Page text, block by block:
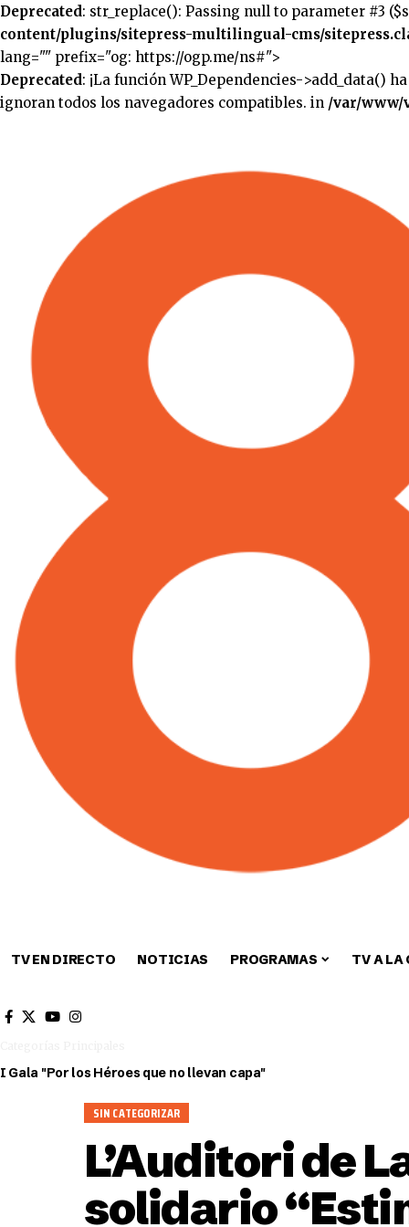
Deprecated: str_replace(): Passing null to parameter #3
content/plugins/sitepress-multilingual-cms/
lang="" prefix="og: https://ogp.me/ns#">
Deprecated: ¡La función WP_Dependencies->add_data()
ignoran todos los navegadores compatibles. in /var/www/
TV EN DIRECTO NOTICIAS PROGRAMAS TV A LA
I Gala "Por los Héroes que no llevan capa"
SIN CATEGORIZAR
L’Auditori de
solidario